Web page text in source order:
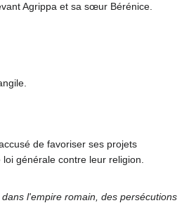
Agrippa et sa sœur Bérénice.
de favoriser ses projets
générale contre leur religion.
l'empire romain, des persécutions